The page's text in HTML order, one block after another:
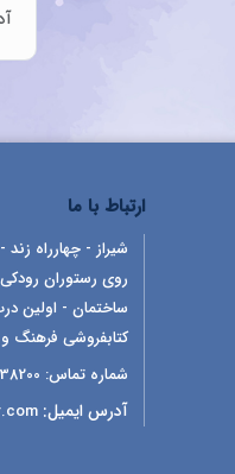
ارتباط با ما
شیراز - چهارراه
روی رستوران
ساختمان - اولین
کتابفروشی فرهنگ
شماره تماس: 071
آدرس ایمیل: